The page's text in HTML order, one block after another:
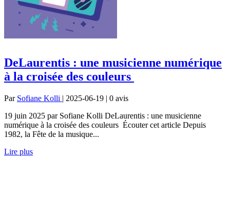
DeLaurentis : une musicienne numérique
à la croisée des couleurs
Par Sofiane Kolli | 2025-06-19 | 0 avis
19 juin 2025 par Sofiane Kolli DeLaurentis : une musicienne
numérique à la croisée des couleurs Écouter cet article Depuis
1982, la Fête de la musique...
Lire plus